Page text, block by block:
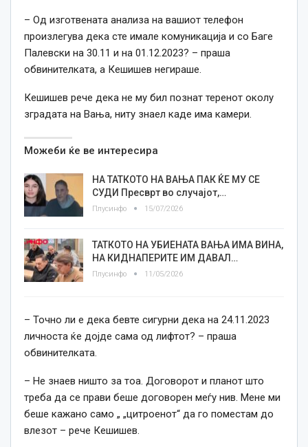
– Од изготвената анализа на вашиот телефон
произлегува дека сте имале комуникација и со Баге
Палевски на 30.11 и на 01.12.2023? – праша
обвинителката, а Кешишев негираше.
Кешишев рече дека не му бил познат теренот околу
зградата на Вања, ниту знаел каде има камери.
Можеби ќе ве интересира
НА ТАТКОТО НА ВАЊА ПАК ЌЕ МУ СЕ
СУДИ Пресврт во случајот,…
Плусинфо 15/07/2026
ТАТКОТО НА УБИЕНАТА ВАЊА ИМА ВИНА,
НА КИДНАПЕРИТЕ ИМ ДАВАЛ…
Плусинфо 11/05/2026
– Точно ли е дека бевте сигурни дека на 24.11.2023
личноста ќе дојде сама од лифтот? – праша
обвинителката.
– Не знаев ништо за тоа. Договорот и планот што
треба да се прави беше договорен меѓу нив. Мене ми
беше кажано само „ „цитроенот“ да го поместам до
влезот – рече Кешишев.